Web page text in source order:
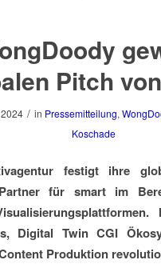
Pitch
/ in Pressemitteilung,
Koschade
festigt ihre
für smart im
Digital Twin CGI
Produktion